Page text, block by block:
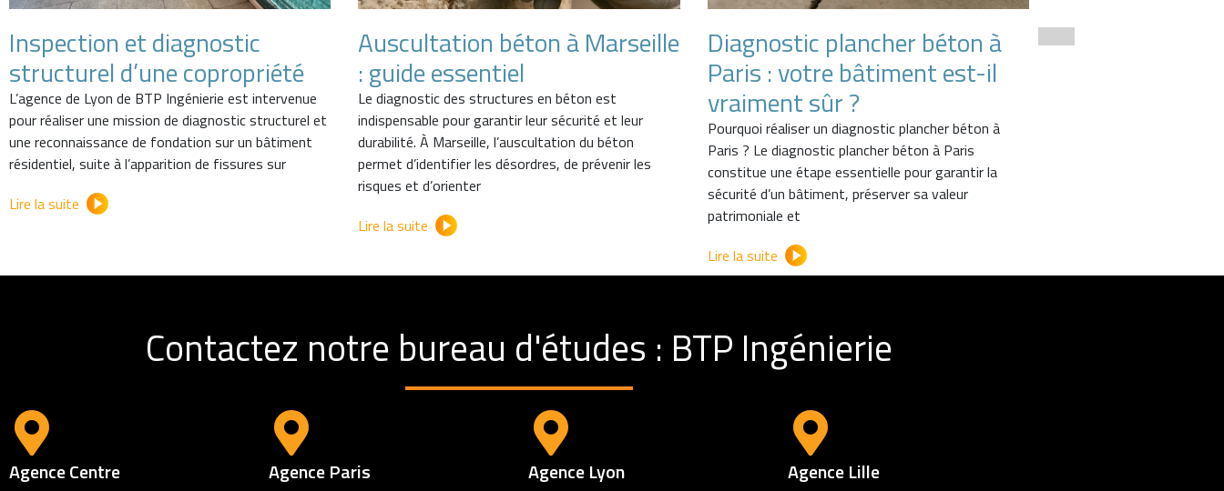
Inspection et diagnostic
structurel d’une copropriété
L’agence de Lyon de BTP Ingénierie est intervenue
pour réaliser une mission de diagnostic structurel et
une reconnaissance de fondation sur un bâtiment
résidentiel, suite à l’apparition de fissures sur
Lire la suite
Auscultation béton à Marseille
: guide essentiel
Le diagnostic des structures en béton est
indispensable pour garantir leur sécurité et leur
durabilité. À Marseille, l’auscultation du béton
permet d’identifier les désordres, de prévenir les
risques et d’orienter
Lire la suite
Diagnostic plancher béton à
Paris : votre bâtiment est-il
vraiment sûr ?
Pourquoi réaliser un diagnostic plancher béton à
Paris ? Le diagnostic plancher béton à Paris
constitue une étape essentielle pour garantir la
sécurité d’un bâtiment, préserver sa valeur
patrimoniale et
Lire la suite
Inspection et
Contactez notre bureau d'études : BTP Ingénierie
Agence Centre Agence Paris Agence Lyon Agence Lille